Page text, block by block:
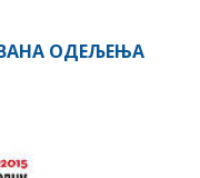
ОДЕЉЕЊА